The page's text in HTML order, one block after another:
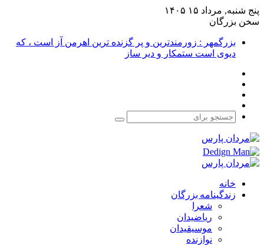
پنج شنبه, مرداد ۱۵ ۱۴۰۵
سخن بزرگان
بزرگمهر : زورمندترین و پر گزنده ترین اهرمن آز است ، که
دیوی است ستمکار و دیر ساز
جستجو
خانه
زندگینامه بزرگان
شعرا
ریاضیدان
موسیقیدان
نوازنده